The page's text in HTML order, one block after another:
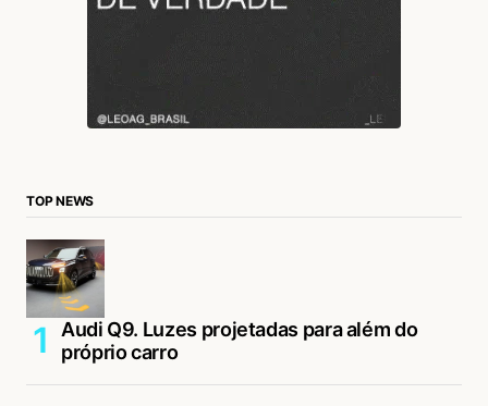
TOP NEWS
Audi Q9. Luzes projetadas para além do
próprio carro